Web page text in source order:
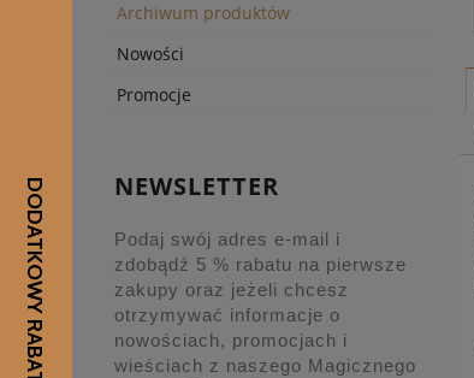
Archiwum produktów
Nowości
Promocje
NEWSLETTER
Podaj swój adres e-mail i
zdobądź 5 % rabatu na pierwsze
zakupy oraz jeżeli chcesz
otrzymywać informacje o
nowościach, promocjach i
wieściach z naszego Magicznego